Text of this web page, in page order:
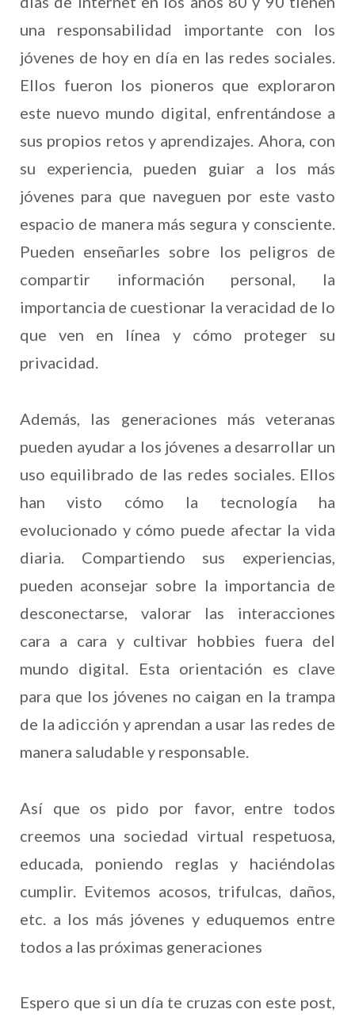
una responsabilidad importante con los
jóvenes de hoy en día en las redes sociales.
Ellos fueron los pioneros que exploraron
este nuevo mundo digital, enfrentándose a
sus propios retos y aprendizajes. Ahora, con
su experiencia, pueden guiar a los más
jóvenes para que naveguen por este vasto
espacio de manera más segura y consciente.
Pueden enseñarles sobre los peligros de
compartir información personal, la
importancia de cuestionar la veracidad de lo
que ven en línea y cómo proteger su
privacidad.
Además, las generaciones más veteranas
pueden ayudar a los jóvenes a desarrollar un
uso equilibrado de las redes sociales. Ellos
han visto cómo la tecnología ha
evolucionado y cómo puede afectar la vida
diaria. Compartiendo sus experiencias,
pueden aconsejar sobre la importancia de
desconectarse, valorar las interacciones
cara a cara y cultivar hobbies fuera del
mundo digital. Esta orientación es clave
para que los jóvenes no caigan en la trampa
de la adicción y aprendan a usar las redes de
manera saludable y responsable.
Así que os pido por favor, entre todos
creemos una sociedad virtual respetuosa,
educada, poniendo reglas y haciéndolas
cumplir. Evitemos acosos, trifulcas, daños,
etc. a los más jóvenes y eduquemos entre
todos a las próximas generaciones
Espero que si un día te cruzas con este post,